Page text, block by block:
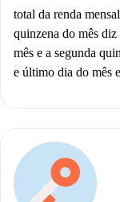
total da renda
quinzena do mês
mês e a segunda
e último dia do mês